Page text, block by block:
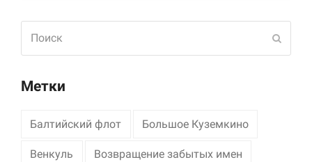
Метки
Балтийский флот Большое Куземкино
Венкуль Возвращение забытых имен